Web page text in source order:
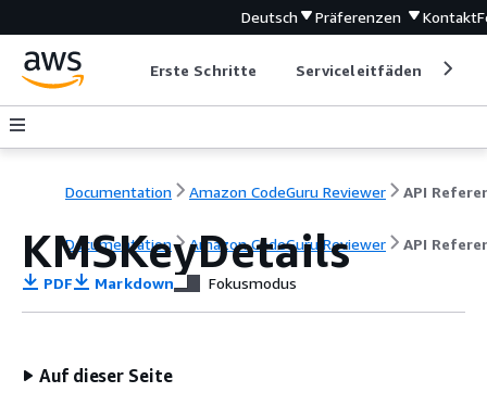
Deutsch Präferenzen Kontakt
Erste Schritte Serviceleitfäden
Documentation Amazon CodeGuru Reviewer API
Documentation Amazon CodeGuru Reviewer API
KMSKeyDetails
PDF Markdown Fokusmodus
Auf dieser Seite